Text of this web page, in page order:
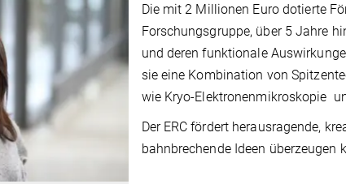
Die mit 2 Millionen Euro dotierte
Forschungsgruppe, über 5 Jahre
und deren funktionale
sie eine Kombination von
wie Kryo-Elektronenmikroskopie
Der ERC fördert herausragende,
bahnbrechende Ideen überzeugen